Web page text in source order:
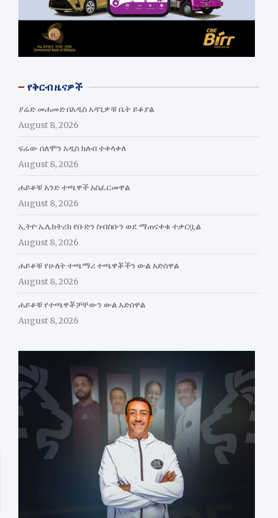
የቅርብ ዜናዎች
ያሬድ መሐመድ በአዲስ አዳጊዎቹ ቤት ይቆያል
August 8, 2026
ፍሬው ሰለሞን አዲስ ክለብ ተቀላቀለ
August 8, 2026
ሐይቆቹ አንድ ተጫዋች አስፈርመዋል
August 8, 2026
ኢትዮ ኤሌክትሪክ የቡድን ስብስቡን ወደ ማጠናቀቁ ተቃርቧል
August 8, 2026
ሐይቆቹ የሁለት ተጫማሪ ተጫዋቾችን ውል አድሰዋል
August 8, 2026
ሐይቆቹ የተጫዋቾቻቸውን ውል አድሰዋል
August 8, 2026